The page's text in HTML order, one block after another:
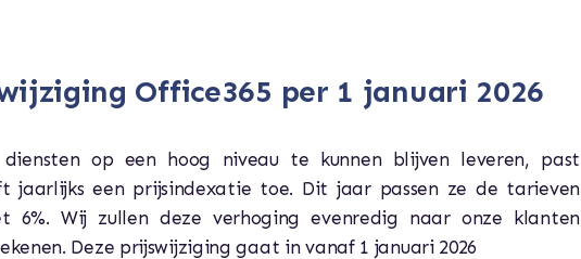
Office365 per 1 januari 2026
op een hoog niveau te kunnen blijven leveren, past
jaarlijks een prijsindexatie toe. Dit jaar passen ze de tarieven
6%. Wij zullen deze verhoging evenredig naar onze klanten
Deze prijswijziging gaat in vanaf 1 januari 2026